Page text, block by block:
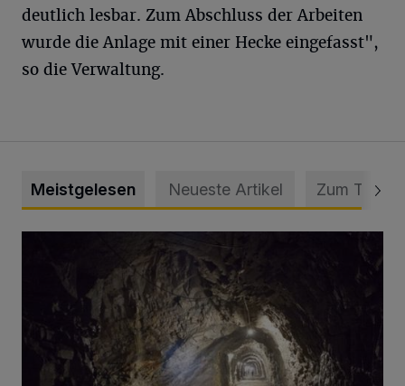
deutlich lesbar. Zum Abschluss der Arbeiten
wurde die Anlage mit einer Hecke eingefasst",
so die Verwaltung.
Meistgelesen Neueste Artikel Zum Thema